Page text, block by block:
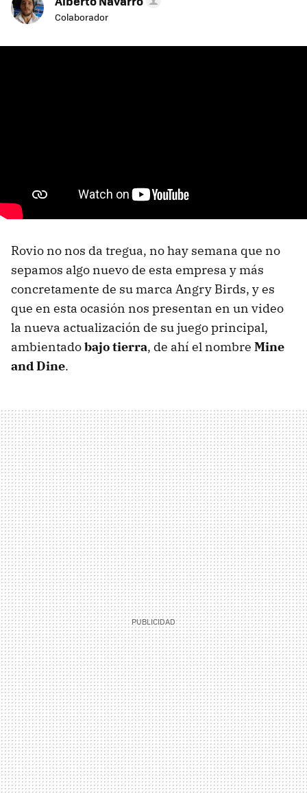
Colaborador
Rovio no nos da tregua, no hay semana que no
sepamos algo nuevo de esta empresa y más
concretamente de su marca Angry Birds, y es
que en esta ocasión nos presentan en un video
la nueva actualización de su juego principal,
ambientadobajo tierra, de ahí el nombre Mine
and Dine.